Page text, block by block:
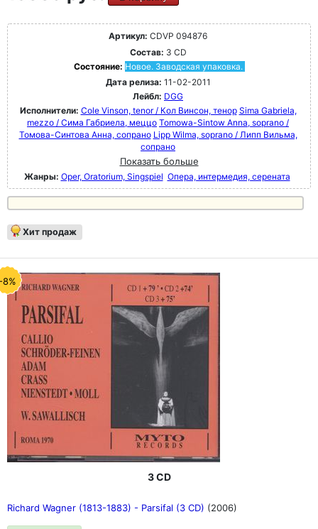
Артикул: CDVP 094876
Состав: 3 CD
Состояние: Новое. Заводская упаковка.
Дата релиза: 11-02-2011
Лейбл: DGG
Исполнители: Cole Vinson, tenor / Кол Винсон, тенор Sima Gabriela,
mezzo / Сима Габриела, меццо Tomowa-Sintow Anna, soprano /
Томова-Синтова Анна, сопрано Lipp Wilma, soprano / Липп Вильма,
сопрано
Показать больше
Жанры: Oper, Oratorium, Singspiel Опера, интермедия, серената
Хит продаж
8%
3 CD
Richard Wagner (1813-1883) - Parsifal (3 CD) (2006)